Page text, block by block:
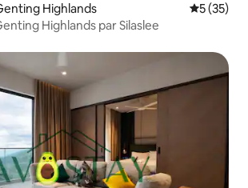
Highlands
5 (35)
Highlands par Silaslee